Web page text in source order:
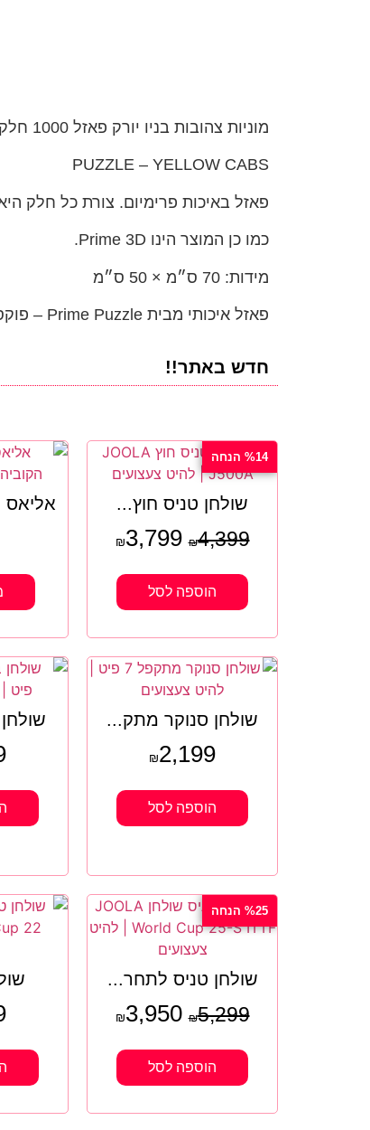
מוניות צהובות בניו יורק פאזל 1000 חלקים פוקסמיינד – FoxMind
PUZZLE – YELLOW CABS
פאזל באיכות פרימיום. צורת כל חלק היא
כמו כן המוצר הינו Prime 3D.
מידות: 70 ס״מ × 50 ס״מ
פאזל איכותי מבית Prime Puzzle – פוקסמיינד FoxMind
חדש באתר!!
%14 הנחה
שולחן טניס חוץ...
₪4,399
₪3,799
הוספה לסל
שולחן סנוקר מתק...
₪2,199
הוספה לסל
%25 הנחה
שולחן טניס לתחר...
₪5,299
₪3,950
הוספה לסל